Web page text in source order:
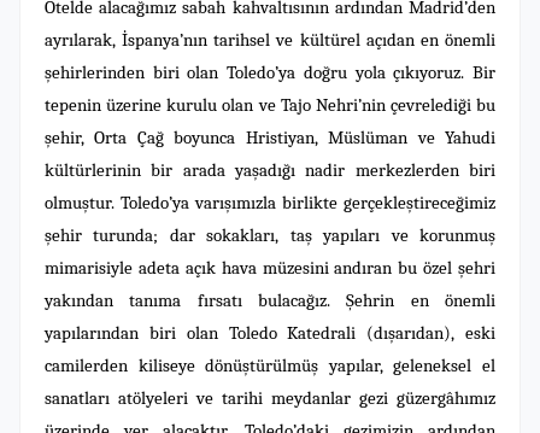
Otelde alacağımız sabah kahvaltısının ardından Madrid’den
ayrılarak, İspanya’nın tarihsel ve kültürel açıdan en önemli
şehirlerinden biri olan Toledo’ya doğru yola çıkıyoruz. Bir
tepenin üzerine kurulu olan ve Tajo Nehri’nin çevrelediği bu
şehir, Orta Çağ boyunca Hristiyan, Müslüman ve Yahudi
kültürlerinin bir arada yaşadığı nadir merkezlerden biri
olmuştur. Toledo’ya varışımızla birlikte gerçekleştireceğimiz
şehir turunda; dar sokakları, taş yapıları ve korunmuş
mimarisiyle adeta açık hava müzesini andıran bu özel şehri
yakından tanıma fırsatı bulacağız. Şehrin en önemli
yapılarından biri olan Toledo Katedrali (dışarıdan), eski
camilerden kiliseye dönüştürülmüş yapılar, geleneksel el
sanatları atölyeleri ve tarihi meydanlar gezi güzergâhımız